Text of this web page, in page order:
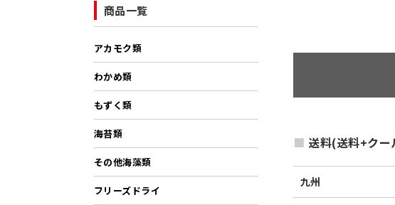
送料(送料+クー
九州
商品一覧
アカモク類
わかめ類
もずく類
海苔類
その他海藻類
フリーズドライ